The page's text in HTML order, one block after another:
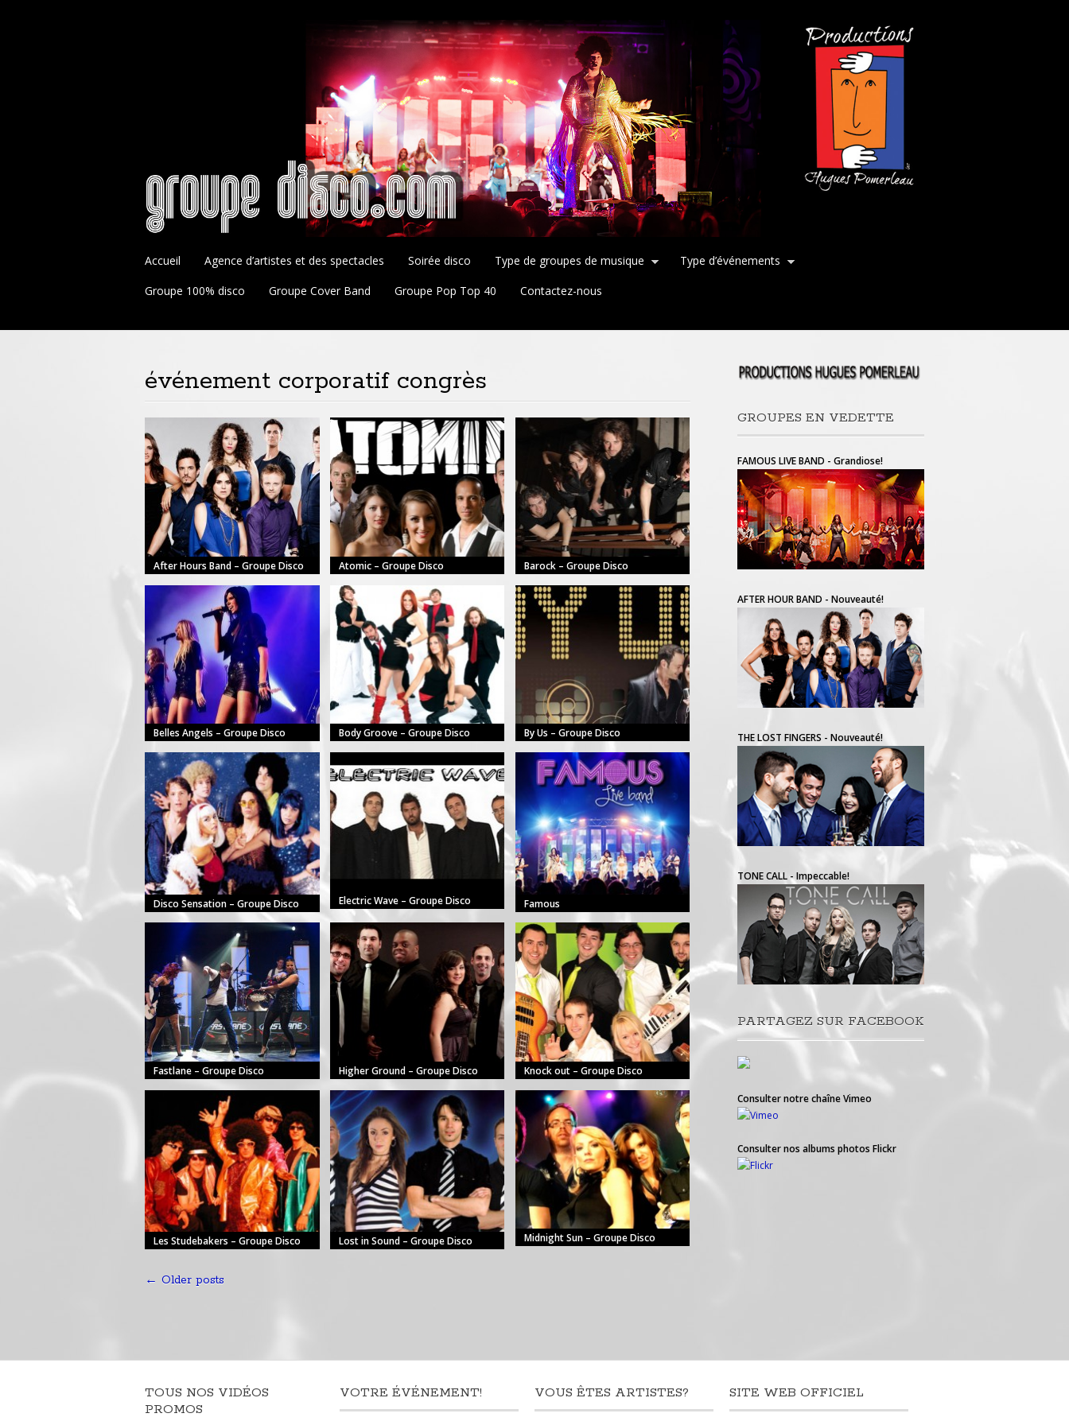
Accueil Agence d’artistes et des spectacles Soirée disco Type de groupes de musique
Type d’événements
Groupe 100% disco
Groupe Cover Band Groupe Pop Top 40 Contactez-nous
événement corporatif congrès
After Hours Band – Groupe Disco Atomic – Groupe Disco Barock – Groupe Disco
Belles Angels – Groupe Disco Body Groove – Groupe Disco By Us – Groupe Disco
Disco Sensation – Groupe Disco Electric Wave – Groupe Disco Famous
Fastlane – Groupe Disco Higher Ground – Groupe Disco Knock out – Groupe Disco
Les Studebakers – Groupe Disco Lost in Sound – Groupe Disco Midnight Sun – Groupe Disco
← Older posts
GROUPES EN VEDETTE
FAMOUS LIVE BAND - Grandiose!
AFTER HOUR BAND - Nouveauté!
THE LOST FINGERS - Nouveauté!
TONE CALL - Impeccable!
PARTAGEZ SUR FACEBOOK
Consulter notre chaîne Vimeo
Consulter nos albums photos Flickr
TOUS NOS VIDÉOS
PROMOS
VOTRE ÉVÉNEMENT! VOUS ÊTES ARTISTES? SITE WEB OFFICIEL